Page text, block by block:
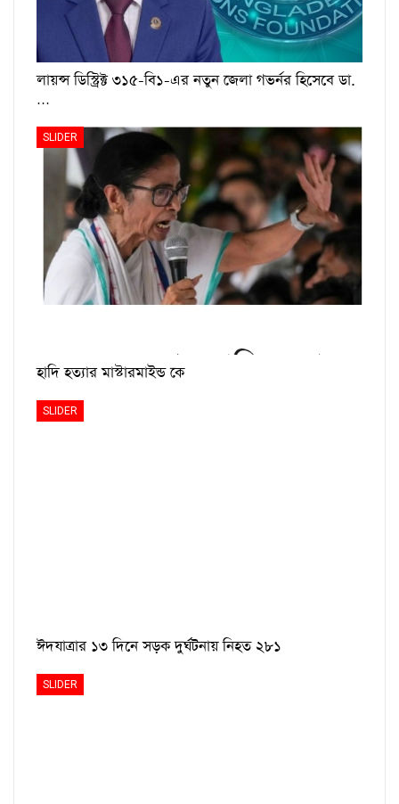
লায়ন্স ডিস্ট্রিক্ট ৩১৫-বি১-এর নতুন জেলা গভর্নর হিসেবে ডা.
…
SLIDER
হাদি হত্যার মাস্টারমাইন্ড কে
SLIDER
ঈদযাত্রার ১৩ দিনে সড়ক দুর্ঘটনায় নিহত ২৮১
SLIDER